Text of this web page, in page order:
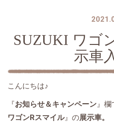
SUZUKI ワゴ
示車
こんにちは♪
『お知らせ＆キャンペーン』欄
ワゴンRスマイル』の展示車。